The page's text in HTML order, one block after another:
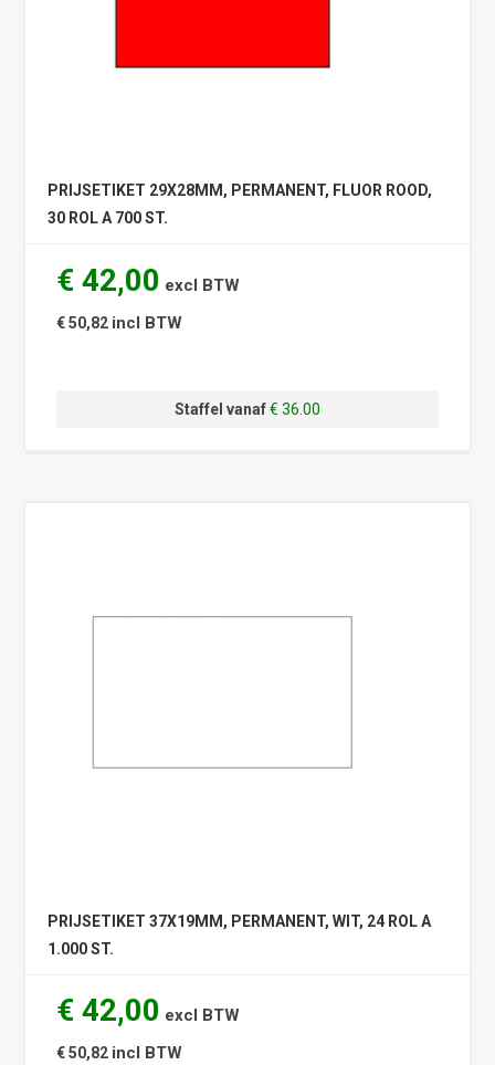
PRIJSETIKET 29X28MM, PERMANENT, FLUOR ROOD,
30 ROL A 700 ST.
€ 42,00 excl BTW
€ 50,82 incl BTW
Staffel vanaf€ 36.00
PRIJSETIKET 37X19MM, PERMANENT, WIT, 24 ROL A
1.000 ST.
€ 42,00 excl BTW
€ 50,82 incl BTW